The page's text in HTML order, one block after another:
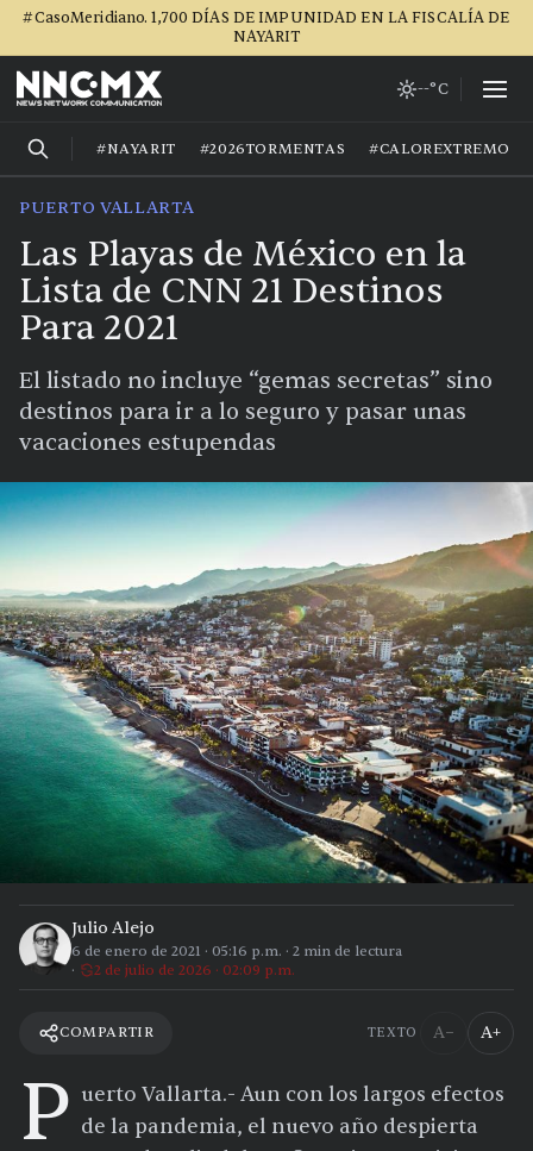
#CasoMeridiano. 1,700 DÍAS DE IMPUNIDAD EN LA FISCALÍA DE
NAYARIT
--°C
#NAYARIT #2026TORMENTAS #CALOREXTREMO
PUERTO VALLARTA
Las Playas de México en la
Lista de CNN 21 Destinos
Para 2021
El listado no incluye “gemas secretas” sino
destinos para ir a lo seguro y pasar unas
vacaciones estupendas
Julio Alejo
6 de enero de 2021 · 05:16 p.m. · 2 min de lectura
2 de julio de 2026 · 02:09 p.m.
COMPARTIR TEXTO A− A+
P uerto Vallarta.- Aun con los largos efectos
de la pandemia, el nuevo año despierta